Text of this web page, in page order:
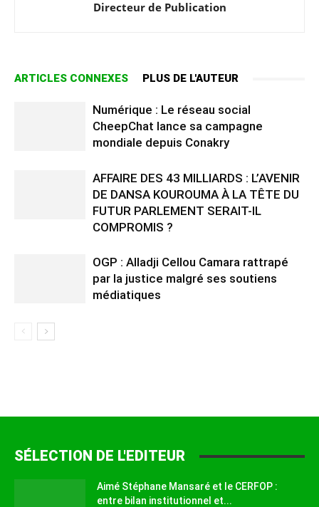
Directeur de Publication
ARTICLES CONNEXES PLUS DE L'AUTEUR
Numérique : Le réseau social
CheepChat lance sa campagne
mondiale depuis Conakry
AFFAIRE DES 43 MILLIARDS : L’AVENIR
DE DANSA KOUROUMA À LA TÊTE DU
FUTUR PARLEMENT SERAIT-IL
COMPROMIS ?
OGP : Alladji Cellou Camara rattrapé
par la justice malgré ses soutiens
médiatiques
SÉLECTION DE L'EDITEUR
Aimé Stéphane Mansaré et le CERFOP :
entre bilan institutionnel et...